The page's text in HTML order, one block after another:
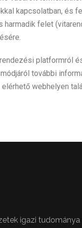
kapcsolatban, és
harmadik felet
platformról
további
webhelyen
igazi